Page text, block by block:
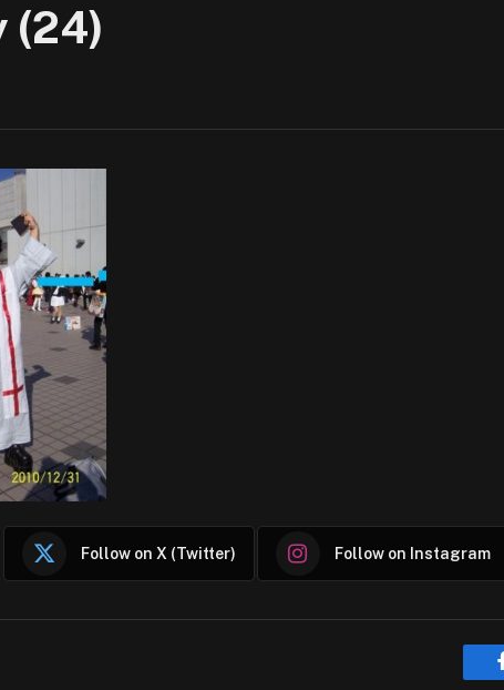
(24)
Follow on X (Twitter) Follow on Instagram